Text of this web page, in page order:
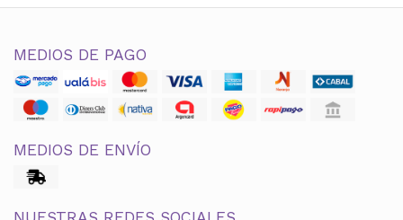
MEDIOS DE PAGO
MEDIOS DE ENVÍO